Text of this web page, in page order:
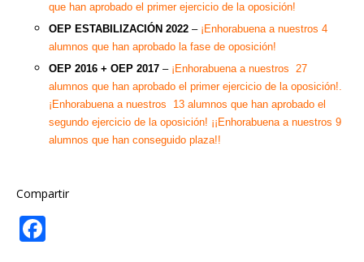
que han aprobado el primer ejercicio de la oposición!
OEP ESTABILIZACIÓN 2022 – ¡Enhorabuena a nuestros 4
alumnos que han aprobado la fase de oposición!
OEP 2016 + OEP 2017 – ¡Enhorabuena a nuestros 27
alumnos que han aprobado el primer ejercicio de la oposición!.
¡Enhorabuena a nuestros 13 alumnos que han aprobado el
segundo ejercicio de la oposición! ¡¡Enhorabuena a nuestros 9
alumnos que han conseguido plaza!!
Compartir